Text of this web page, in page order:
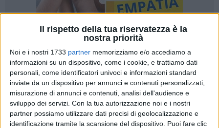
Il rispetto della tua riservatezza è la
nostra priorità
Noi e i nostri 1733 partner memorizziamo e/o accediamo a
informazioni su un dispositivo, come i cookie, e trattiamo dati
personali, come identificatori univoci e informazioni standard
inviate da un dispositivo per annunci e contenuti personalizzati,
misurazione di annunci e contenuti, analisi dell'audience e
sviluppo dei servizi. Con la tua autorizzazione noi e i nostri
partner possiamo utilizzare dati precisi di geolocalizzazione e
identificazione tramite la scansione del dispositivo. Puoi fare clic
218
A cura di
GIANLUCA BATTISTA
Il viaggio terreno diDavide Biagio Biscotti, in arte Zio Felp,
terminerà nella sua Terlizzi.